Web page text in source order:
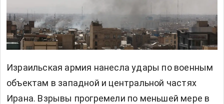
Израильская армия нанесла удары по военным
объектам в западной и центральной частях
Ирана. Взрывы прогремели по меньшей мере в